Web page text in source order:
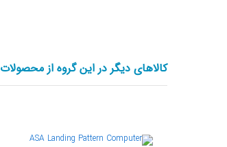
کالاهای دیگر در این گروه از محصولات